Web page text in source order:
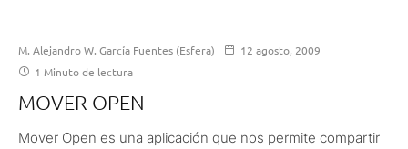
M. Alejandro W. García Fuentes (Esfera)
12 agosto, 2009
1 Minuto de lectura
MOVER OPEN
Mover Open es una aplicación que nos permite compartir